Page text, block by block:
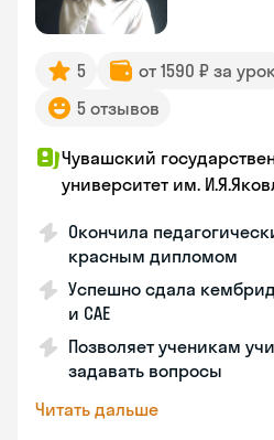
5 от 1590 ₽ за
5 отзывов
Чувашский
университет им.
Окончила
красным дипломом
Успешно сдала
и САЕ
Позволяет ученикам
задавать вопросы
Читать дальше